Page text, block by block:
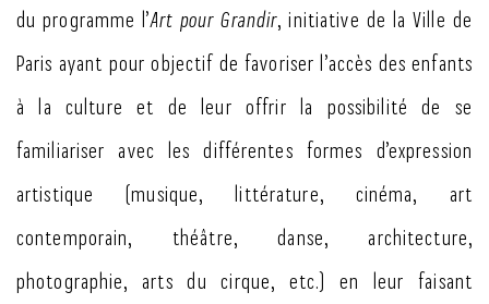
du programme l’Art pour Grandir, initiative de la Ville de
Paris ayant pour objectif de favoriser l’accès des enfants
à la culture et de leur offrir la possibilité de se
familiariser avec les différentes formes d’expression
artistique (musique, littérature, cinéma, art
contemporain, théâtre, danse, architecture,
photographie, arts du cirque, etc.) en leur faisant